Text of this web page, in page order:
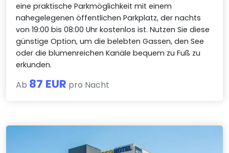
eine praktische Parkmöglichkeit mit einem
nahegelegenen öffentlichen Parkplatz, der nachts
von 19:00 bis 08:00 Uhr kostenlos ist. Nutzen Sie diese
günstige Option, um die belebten Gassen, den See
oder die blumenreichen Kanäle bequem zu Fuß zu
erkunden.
Ab 87 EUR pro Nacht